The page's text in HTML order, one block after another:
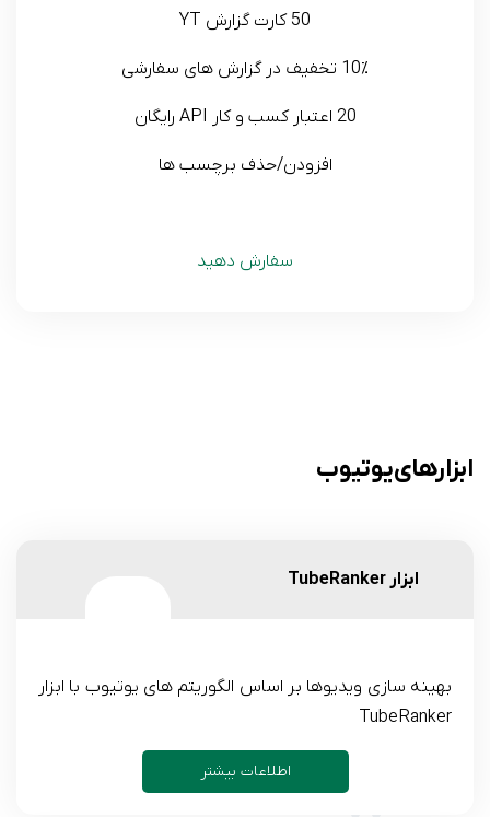
50 کارت گزارش YT
10٪ تخفیف در گزارش های سفارشی
20 اعتبار کسب و کار API رایگان
افزودن/حذف برچسب ها
سفارش دهید
ابزارهای یوتیوب
ابزار TubeRanker
بهینه سازی ویدیوها بر اساس الگوریتم های یوتیوب با ابزار
TubeRanker
اطلاعات بیشتر